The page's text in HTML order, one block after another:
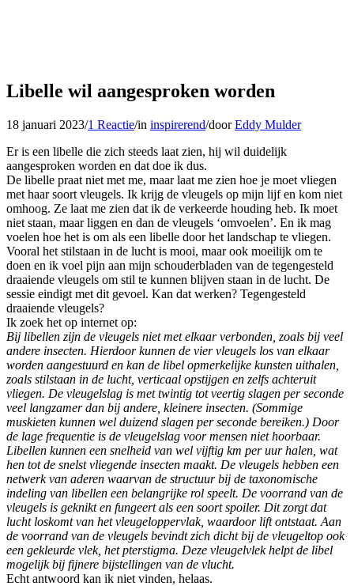
Libelle wil aangesproken worden
18 januari 2023/1 Reactie/in inspirerend/doorEddy Mulder
Er is een libelle die zich steeds laat zien, hij wil duidelijk
aangesproken worden en dat doe ik dus.
De libelle praat niet met me, maar laat me zien hoe je moet vliegen
met haar soort vleugels. Ik krijg de vleugels op mijn lijf en kom niet
omhoog. Ze laat me zien dat ik de verkeerde houding heb. Ik moet
niet staan, maar liggen en dan de vleugels ‘omvoelen’. En ik mag
voelen hoe het is om als een libelle door het landschap te vliegen.
Vooral het stilstaan in de lucht is mooi, maar ook moeilijk om te
doen en ik voel pijn aan mijn schouderbladen van de tegengesteld
draaiende vleugels om stil te kunnen blijven staan in de lucht. De
sessie eindigt met dit gevoel. Kan dat werken? Tegengesteld
draaiende vleugels?
Ik zoek het op internet op:
Bij libellen zijn de vleugels niet met elkaar verbonden, zoals bij veel
andere insecten. Hierdoor kunnen de vier vleugels los van elkaar
worden aangestuurd en kan de libel opmerkelijke kunsten uithalen,
zoals stilstaan in de lucht, verticaal opstijgen en zelfs achteruit
vliegen. De vleugelslag is met twintig tot veertig slagen per seconde
veel langzamer dan bij andere, kleinere insecten. (Sommige
muskieten kunnen wel duizend slagen per seconde bereiken.) Door
de lage frequentie is de vleugelslag voor mensen niet hoorbaar.
Libellen kunnen een snelheid van wel vijftig km per uur halen, wat
hen tot de snelst vliegende insecten maakt. De vleugels hebben een
netwerk van aderen waarvan de structuur bij de taxonomische
indeling van libellen een belangrijke rol speelt. De voorrand van de
vleugels is geknikt en fungeert als een soort spoiler. Dit zorgt dat
lucht loskomt van het vleugeloppervlak, waardoor lift ontstaat. Aan
de voorrand van de vleugels bevindt zich dicht bij de vleugeltop ook
een gekleurde vlek, het pterstigma. Deze vleugelvlek helpt de libel
mogelijk bij fijnere bijstellingen van de vlucht.
Echt antwoord kan ik niet vinden, helaas.